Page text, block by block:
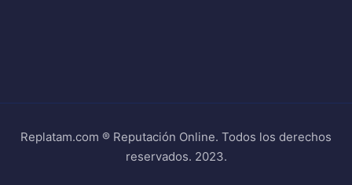
Replatam.com ® Reputación Online. Todos los derechos
reservados. 2023.